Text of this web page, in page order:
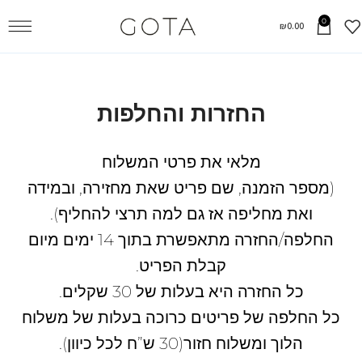
0
₪0.00
החזרות והחלפות
מלאי את פרטי המשלוח
(מספר הזמנה, שם פריט שאת מחזירה, ובמידה
ואת מחליפה אז גם למה תרצי להחליף).
החלפה/החזרה מתאפשרת בתוך 14 ימים מיום
קבלת הפריט.
כל החזרה היא בעלות של 30 שקלים.
כל החלפה של פריטים כרוכה בעלות של משלוח
הלוך ומשלוח חזור(30 ש”ח לכל כיוון).